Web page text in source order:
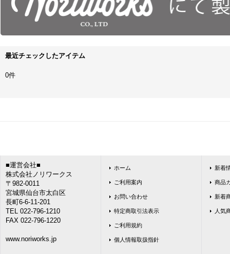
最近チェックしたアイテム
0件
■運営会社■
株式会社ノリワークス
〒982-0011
宮城県仙台市太白区
長町6-6-11-201
TEL 022-796-1210
FAX 022-796-1220
www.noriworks.jp
ホーム
ご利用案内
お問い合わせ
特定商取引法表示
ご利用規約
個人情報取扱指針
新着
商品
新着
人気